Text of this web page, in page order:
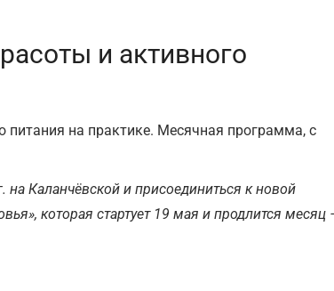
и активного
на практике. Месячная программа, с
Каланчёвской и присоединиться к новой
которая стартует 19 мая и продлится месяц